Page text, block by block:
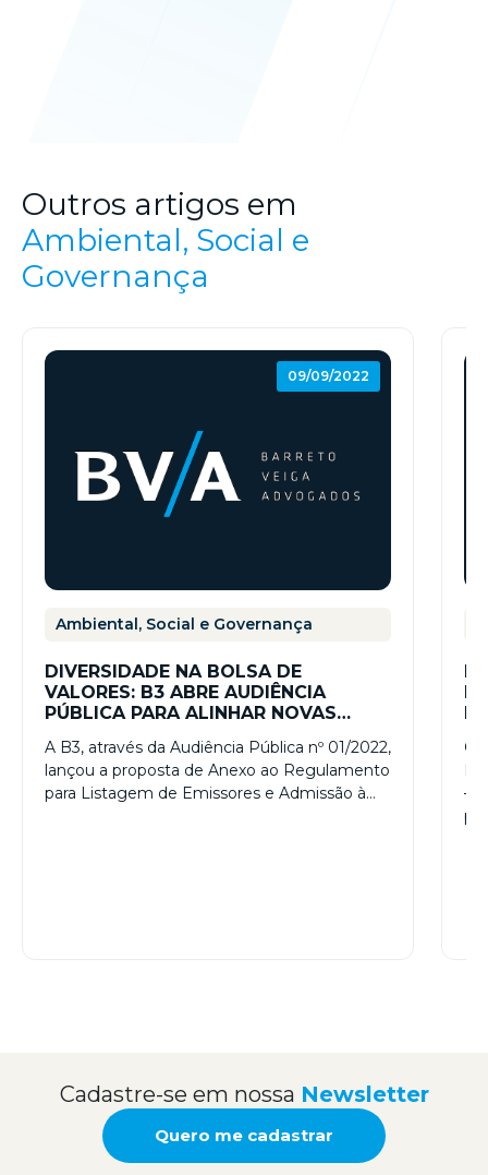
Outros artigos em
Ambiental, Social e
Governança
09/09/2022
Ambiental, Social e Governança
DIVERSIDADE NA BOLSA DE
VALORES: B3 ABRE AUDIÊNCIA
PÚBLICA PARA ALINHAR NOVAS
INCLUSÃO
A B3, através da Audiência Pública nº 01/2022,
lançou a proposta de Anexo ao Regulamento
para Listagem de Emissores e Admissão à…
O
–
Cadastre-se em nossa Newsletter
Quero me cadastrar